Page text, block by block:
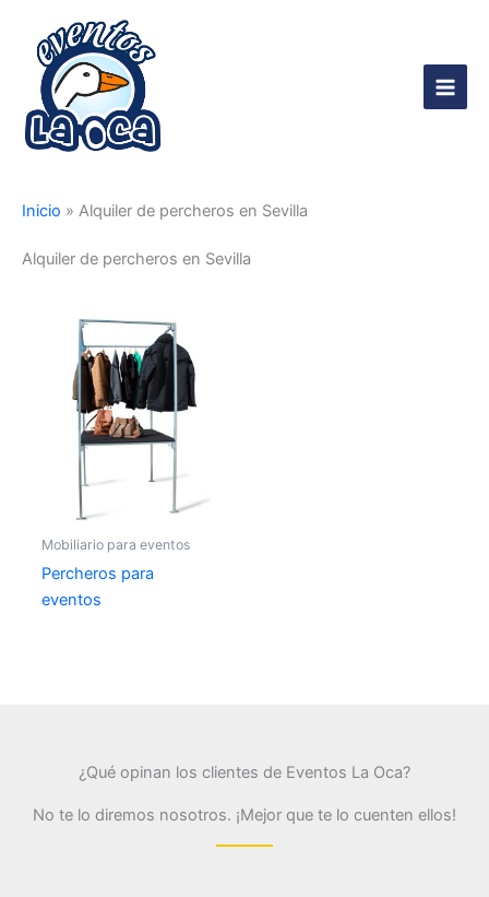
contenido
Main
Inicio » Alquiler de percheros en Sevilla
Alquiler de percheros en Sevilla
Mobiliario para eventos
Percheros para
eventos
¿Qué opinan los clientes de Eventos La Oca?
No te lo diremos nosotros. ¡Mejor que te lo cuenten ellos!